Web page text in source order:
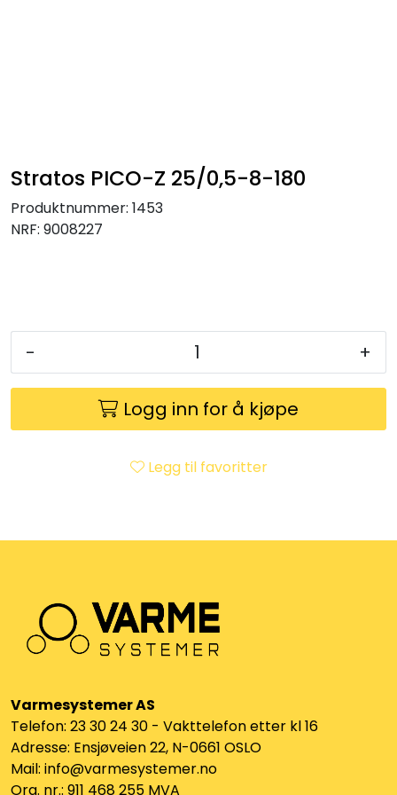
Stratos PICO-Z 25/0,5-8-180
Produktnummer: 1453
NRF: 9008227
- +
Logg inn for å kjøpe
Legg til favoritter
Varmesystemer AS
Telefon: 23 30 24 30 - Vakttelefon etter kl 16
Adresse: Ensjøveien 22, N-0661 OSLO
Mail: info@varmesystemer.no
Org. nr.: 911 468 255 MVA
Galv pressdeler
Flexpress
Klemringskoblinger
Planfront radiatorer
Rør
Watersafe
Elektrokjeler